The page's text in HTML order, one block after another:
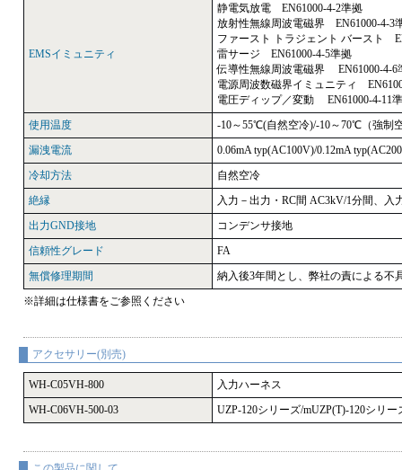
EMSイミュニティ
静電気放電 EN61000-4-2準拠
放射性無線周波電磁界 EN61000-4-3
ファースト トラジェント バースト
雷サージ EN61000-4-5準拠
伝導性無線周波電磁界 EN61000-4-6
電源周波数磁界イミュニティ
電圧ディップ／変動 EN61000-4-11
使用温度
-10～55℃(自然空冷)/-10～70℃（強制
漏洩電流
0.06mA typ(AC100V)/0.12mA
冷却方法
自然空冷
絶縁
入力－出力・RC間 AC3kV/1分間、入
出力GND接地
コンデンサ接地
信頼性グレード
FA
無償修理期間
納入後3年間とし、弊社の責による不
※詳細は仕様書をご参照ください
アクセサリー(別売)
WH-C05VH-800
入力ハーネス
WH-C06VH-500-03
UZP-120シリーズ/mUZP(T)-120シリ